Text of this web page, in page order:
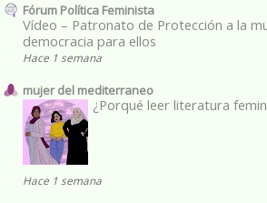
Fórum Política Feminista
Vídeo – Patronato de Protección a la
democracia para ellos
Hace 1 semana
mujer del mediterraneo
¿Porqué leer literatura
Hace 1 semana